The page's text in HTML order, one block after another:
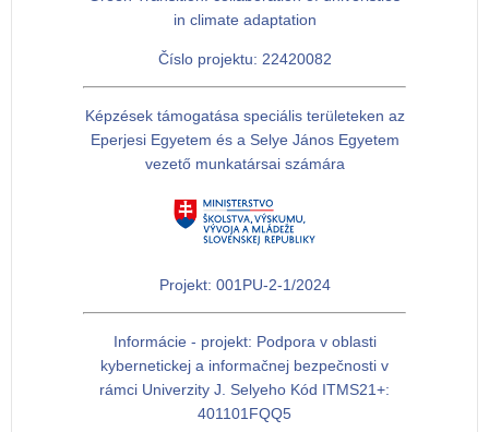
in climate adaptation
Číslo projektu: 22420082
Képzések támogatása speciális területeken az
Eperjesi Egyetem és a Selye János Egyetem
vezető munkatársai számára
Projekt: 001PU-2-1/2024
Informácie - projekt: Podpora v oblasti
kybernetickej a informačnej bezpečnosti v
rámci Univerzity J. Selyeho Kód ITMS21+:
401101FQQ5